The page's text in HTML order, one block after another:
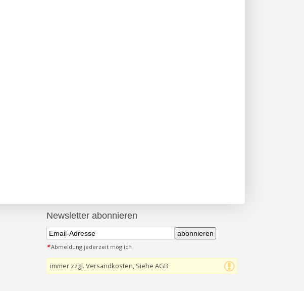
Newsletter abonnieren
abonnieren
*Abmeldung jederzeit möglich
immer zzgl. Versandkosten, Siehe AGB